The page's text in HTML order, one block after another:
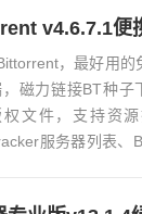
v4.6.7.1便
，最好用的
，磁力链接BT种子
权文件，支持资
服务器列表、